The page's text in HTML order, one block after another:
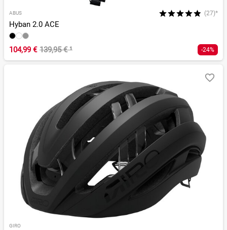
ABUS (27)*
Hyban 2.0 ACE
104,99 € 139,95 €¹ -24%
GIRO